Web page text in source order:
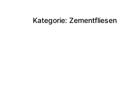
Kategorie: Zementfliesen